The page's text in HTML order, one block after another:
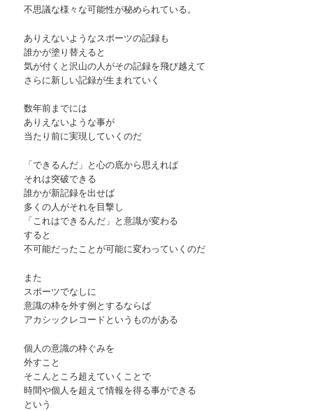
不思議な様々な可能性が秘められている。
ありえないようなスポーツの記録も
誰かが塗り替えると
気が付くと沢山の人がその記録を飛び越えて
さらに新しい記録が生まれていく
数年前までには
ありえないような事が
当たり前に実現していくのだ
「できるんだ」と心の底から思えれば
それは突破できる
誰かが新記録を出せば
多くの人がそれを目撃し
「これはできるんだ」と意識が変わる
すると
不可能だったことが可能に変わっていくのだ
また
スポーツでなしに
意識の枠を外す例とするならば
アカシックレコードというものがある
個人の意識の枠ぐみを
外すこと
そこんところ超えていくことで
時間や個人を超えて情報を得る事ができる
という